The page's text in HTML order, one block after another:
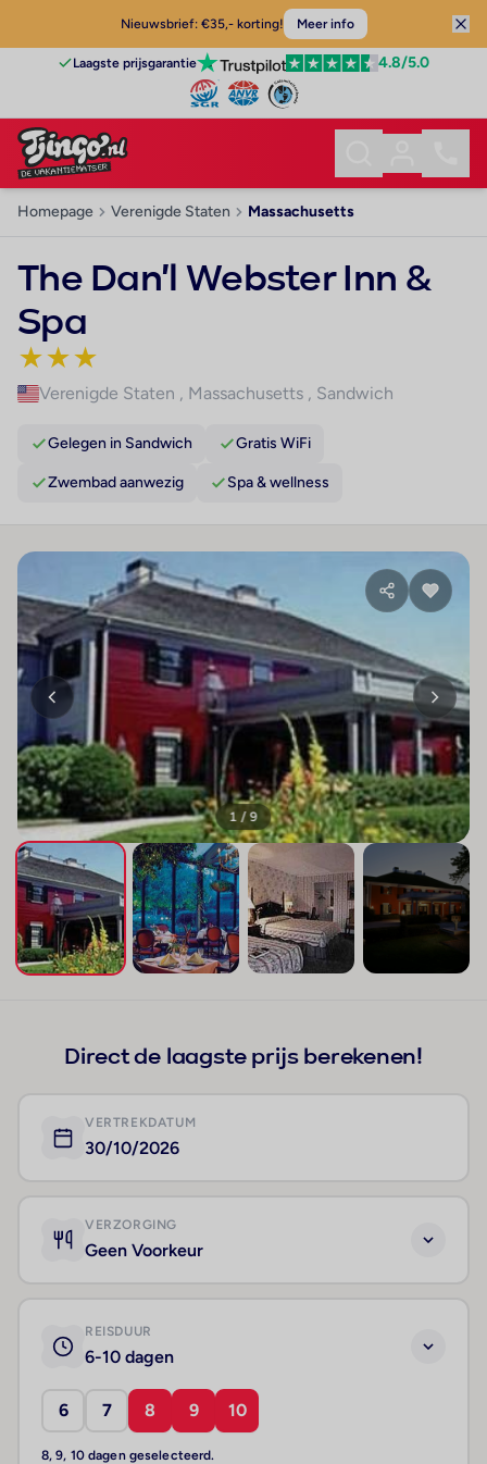
Nieuwsbrief: €35,- korting! Meer info
Laagste prijsgarantie 4.8/5.0
Homepage Verenigde Staten Massachusetts
The Dan'l Webster Inn &
Spa
★★★
Verenigde Staten , Massachusetts , Sandwich
Gelegen in Sandwich Gratis WiFi
Zwembad aanwezig Spa & wellness
1 / 9
Direct de laagste prijs berekenen!
VERTREKDATUM
30/10/2026
VERZORGING
Geen Voorkeur
REISDUUR
6-10 dagen
6 7 8 9 10
8, 9, 10 dagen geselecteerd.